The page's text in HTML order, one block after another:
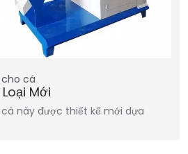
cá
Mới
này được thiết kế mới dựa